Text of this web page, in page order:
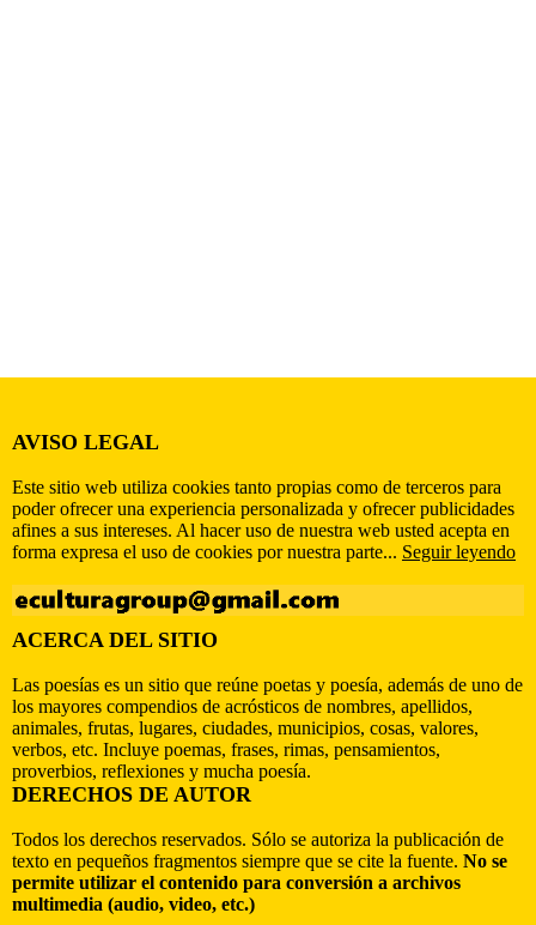
AVISO LEGAL
Este sitio web utiliza cookies tanto propias como de terceros para
poder ofrecer una experiencia personalizada y ofrecer publicidades
afines a sus intereses. Al hacer uso de nuestra web usted acepta en
forma expresa el uso de cookies por nuestra parte... Seguir leyendo
ACERCA DEL SITIO
Las poesías es un sitio que reúne poetas y poesía, además de uno de
los mayores compendios de acrósticos de nombres, apellidos,
animales, frutas, lugares, ciudades, municipios, cosas, valores,
verbos, etc. Incluye poemas, frases, rimas, pensamientos,
proverbios, reflexiones y mucha poesía.
DERECHOS DE AUTOR
Todos los derechos reservados. Sólo se autoriza la publicación de
texto en pequeños fragmentos siempre que se cite la fuente. No se
permite utilizar el contenido para conversión a archivos
multimedia (audio, video, etc.)